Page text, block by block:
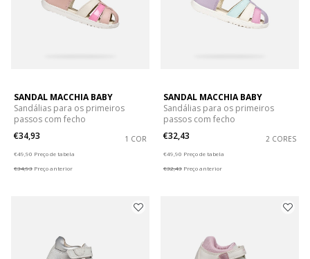
SANDAL MACCHIA BABY
Sandálias para os primeiros
passos com fecho
€34,93
1 COR
€49,90 Preço de tabela
€34,93 Preço anterior
SANDAL MACCHIA BABY
Sandálias para os primeiros
passos com fecho
€32,43
2 CORES
€49,90 Preço de tabela
€32,43 Preço anterior